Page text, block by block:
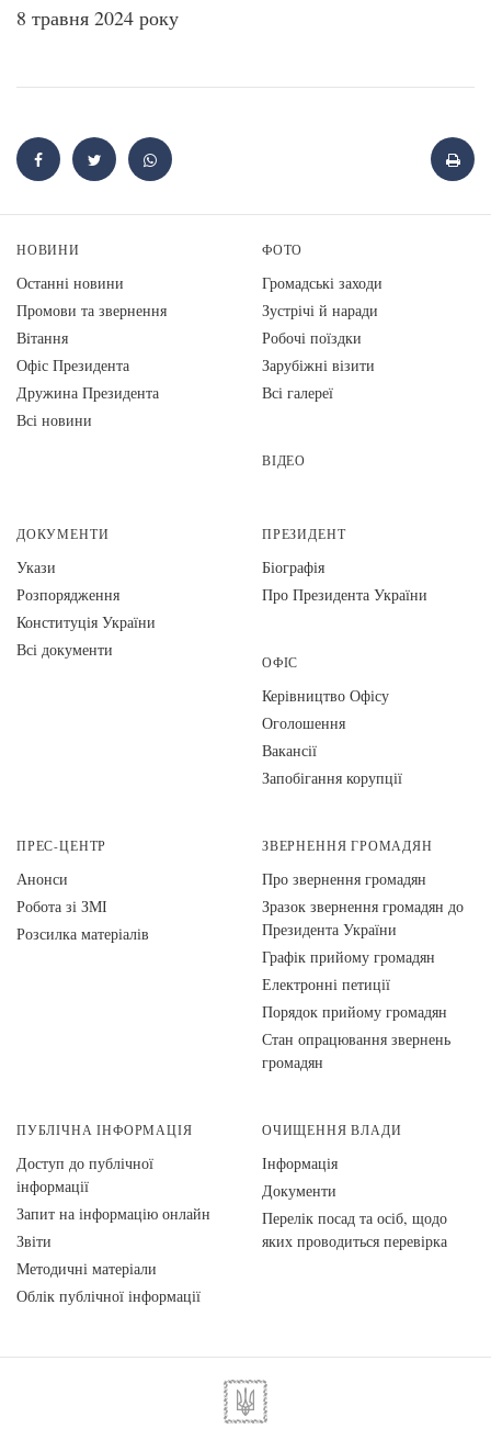
8 травня 2024 року
НОВИНИ
Останні новини
Промови та звернення
Вiтання
Офіс Президента
Дружина Президента
Всі новини
ФОТО
Громадські заходи
Зустрічі й наради
Робочі поїздки
Зарубіжні візити
Всі галереї
ВІДЕО
ДОКУМЕНТИ
Укази
Розпорядження
Конституція України
Всі документи
ПРЕЗИДЕНТ
Біографія
Про Президента України
ОФІС
Керівництво Офісу
Оголошення
Вакансії
Запобігання корупції
ПРЕС-ЦЕНТР
Анонси
Робота зі ЗМІ
Розсилка матеріалів
ЗВЕРНЕННЯ ГРОМАДЯН
Про звернення громадян
Зразок звернення громадян до
Президента України
Графік прийому громадян
Електронні петиції
Порядок прийому громадян
Стан опрацювання звернень
громадян
ПУБЛІЧНА ІНФОРМАЦІЯ
Доступ до публічної
інформації
Запит на інформацію онлайн
Звіти
Методичні матеріали
Облік публічної інформації
ОЧИЩЕННЯ ВЛАДИ
Інформація
Документи
Перелік посад та осіб, щодо
яких проводиться перевірка